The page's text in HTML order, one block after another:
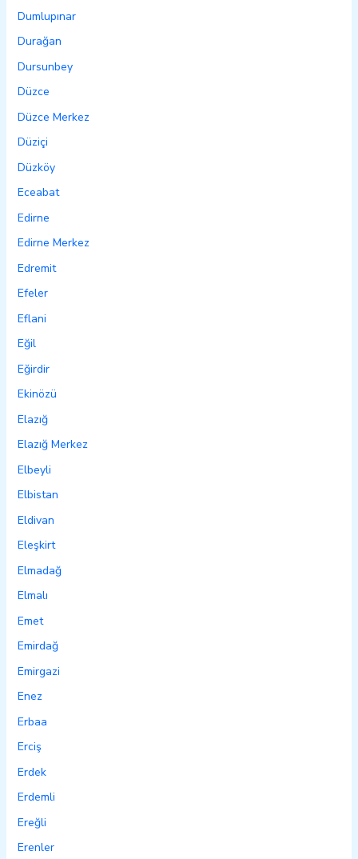
Dumlupınar
Durağan
Dursunbey
Düzce
Düzce Merkez
Düziçi
Düzköy
Eceabat
Edirne
Edirne Merkez
Edremit
Efeler
Eflani
Eğil
Eğirdir
Ekinözü
Elazığ
Elazığ Merkez
Elbeyli
Elbistan
Eldivan
Eleşkirt
Elmadağ
Elmalı
Emet
Emirdağ
Emirgazi
Enez
Erbaa
Erciş
Erdek
Erdemli
Ereğli
Erenler